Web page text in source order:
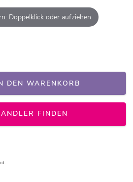
Doppelklick oder aufziehen
DEN WARENKORB
FINDEN